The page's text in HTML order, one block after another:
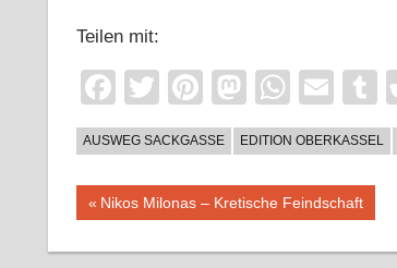
Teilen mit:
Facebook
TwitterPinterest
AUSWEG SACKGASSE EDITION OBERKASSEL
Beitragsnavigation
Vorheriger
Nikos Milonas – Kretische Feindschaft